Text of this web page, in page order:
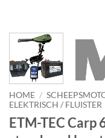
HOME /
ELEKTRISCH / FLUISTER
ETM-TEC Carp